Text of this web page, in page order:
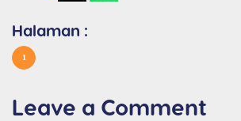
Halaman :
1
Leave a Comment